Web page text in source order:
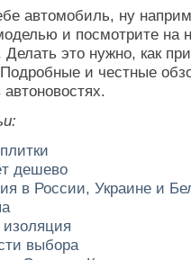
автомобиль, ну
и посмотрите на
это нужно, как
Подробные и честные
дешево
в России, Украине и
выбора